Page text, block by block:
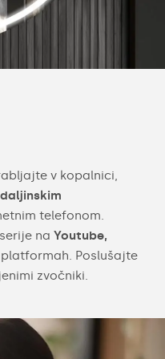
v kopalnici,
daljinskim
telefonom.
na Youtube,
Poslušajte
zvočniki.